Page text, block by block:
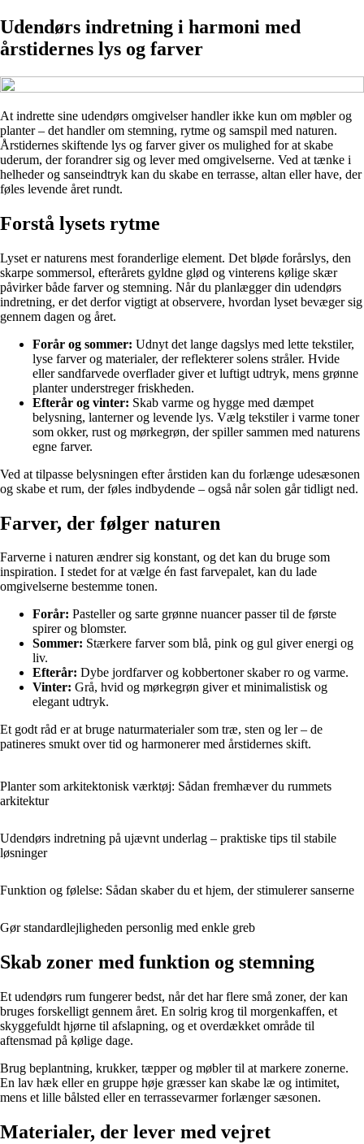
Udendørs indretning i harmoni med
årstidernes lys og farver
At indrette sine udendørs omgivelser handler ikke kun om møbler og
planter – det handler om stemning, rytme og samspil med naturen.
Årstidernes skiftende lys og farver giver os mulighed for at skabe
uderum, der forandrer sig og lever med omgivelserne. Ved at tænke i
helheder og sanseindtryk kan du skabe en terrasse, altan eller have, der
føles levende året rundt.
Forstå lysets rytme
Lyset er naturens mest foranderlige element. Det bløde forårslys, den
skarpe sommersol, efterårets gyldne glød og vinterens kølige skær
påvirker både farver og stemning. Når du planlægger din udendørs
indretning, er det derfor vigtigt at observere, hvordan lyset bevæger sig
gennem dagen og året.
Forår og sommer: Udnyt det lange dagslys med lette tekstiler,
lyse farver og materialer, der reflekterer solens stråler. Hvide
eller sandfarvede overflader giver et luftigt udtryk, mens grønne
planter understreger friskheden.
Efterår og vinter: Skab varme og hygge med dæmpet
belysning, lanterner og levende lys. Vælg tekstiler i varme toner
som okker, rust og mørkegrøn, der spiller sammen med naturens
egne farver.
Ved at tilpasse belysningen efter årstiden kan du forlænge udesæsonen
og skabe et rum, der føles indbydende – også når solen går tidligt ned.
Farver, der følger naturen
Farverne i naturen ændrer sig konstant, og det kan du bruge som
inspiration. I stedet for at vælge én fast farvepalet, kan du lade
omgivelserne bestemme tonen.
Forår: Pasteller og sarte grønne nuancer passer til de første
spirer og blomster.
Sommer: Stærkere farver som blå, pink og gul giver energi og
liv.
Efterår: Dybe jordfarver og kobbertoner skaber ro og varme.
Vinter: Grå, hvid og mørkegrøn giver et minimalistisk og
elegant udtryk.
Et godt råd er at bruge naturmaterialer som træ, sten og ler – de
patineres smukt over tid og harmonerer med årstidernes skift.
Planter som arkitektonisk værktøj: Sådan fremhæver du rummets
arkitektur
Udendørs indretning på ujævnt underlag – praktiske tips til stabile
løsninger
Funktion og følelse: Sådan skaber du et hjem, der stimulerer sanserne
Gør standardlejligheden personlig med enkle greb
Skab zoner med funktion og stemning
Et udendørs rum fungerer bedst, når det har flere små zoner, der kan
bruges forskelligt gennem året. En solrig krog til morgenkaffen, et
skyggefuldt hjørne til afslapning, og et overdækket område til
aftensmad på kølige dage.
Brug beplantning, krukker, tæpper og møbler til at markere zonerne.
En lav hæk eller en gruppe høje græsser kan skabe læ og intimitet,
mens et lille bålsted eller en terrassevarmer forlænger sæsonen.
Materialer, der lever med vejret